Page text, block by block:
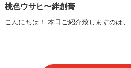
桃色ウサヒ〜絆創膏
こんにちは！ 本日ご紹介致しますのは